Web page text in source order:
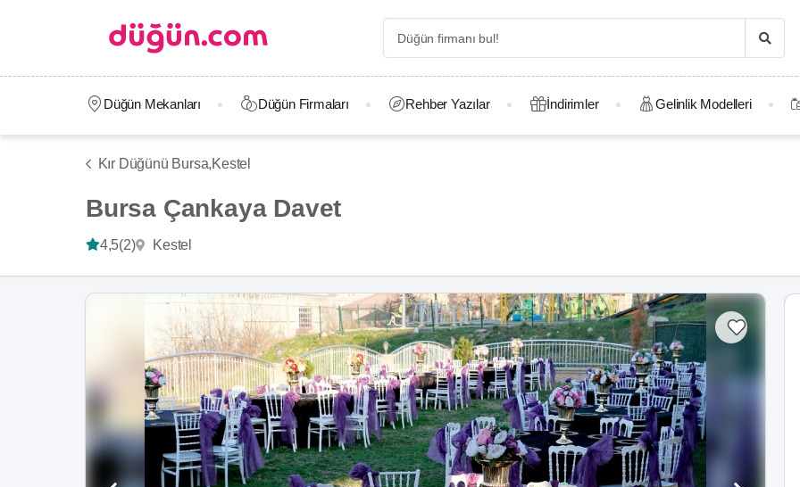
Düğün Mekanları Düğün Firmaları Rehber Yazılar İndirimler Gelinlik Modelleri
Kır Düğünü Bursa,Kestel
Bursa Çankaya Davet
4,5(2) Kestel